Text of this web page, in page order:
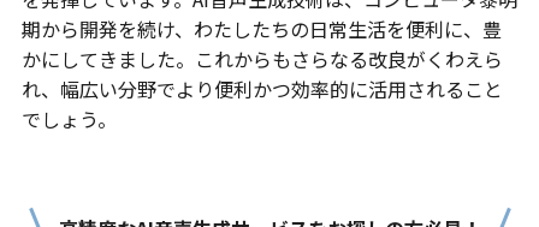
期から開発を続け、わたしたちの日常生活を便利に、豊
かにしてきました。これからもさらなる改良がくわえら
れ、幅広い分野でより便利かつ効率的に活用されること
でしょう。